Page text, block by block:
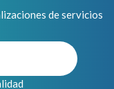
de servicios